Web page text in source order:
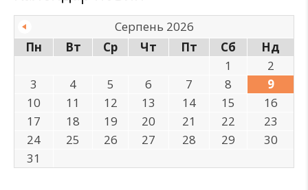
Серпень 2026
Пн
Вт Ср Чт Пт Сб
Нд
1
2
3
4 5 6 7 8
9
10
11 12 13 14 15
16
17
18 19 20 21 22
23
24
25 26 27 28 29
30
31